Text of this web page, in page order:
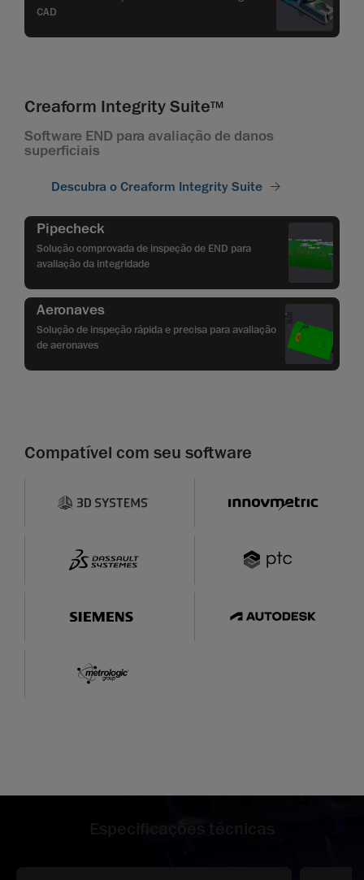
CAD
Creaform Integrity SuiteTM
Software END para avaliação de danos
superficiais
Descubra o Creaform Integrity Suite
Pipecheck
Solução comprovada de inspeção de END para
avaliação da integridade
Aeronaves
Solução de inspeção rápida e precisa para avaliação
de aeronaves
Compatível com seu software